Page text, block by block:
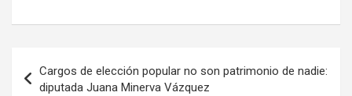
de
Cargos de elección popular no son patrimonio de nadie:
diputada Juana Minerva Vázquez